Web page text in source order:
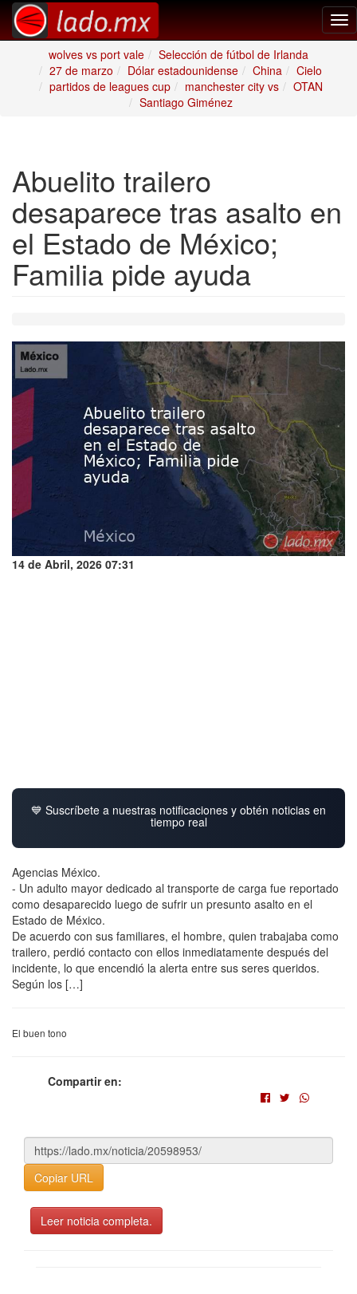
wolves vs port vale
Selección de fútbol de Irlanda
27 de marzo
Dólar estadounidense China
Cielo
partidos de leagues cup
manchester city vs
OTAN
Santiago Giménez
Abuelito trailero
desaparece tras asalto en
el Estado de México;
Familia pide ayuda
14 de Abril, 2026 07:31
💙 Suscríbete a nuestras notificaciones y obtén noticias en
tiempo real
Agencias México.
- Un adulto mayor dedicado al transporte de carga fue reportado
como desaparecido luego de sufrir un presunto asalto en el
Estado de México.
De acuerdo con sus familiares, el hombre, quien trabajaba como
trailero, perdió contacto con ellos inmediatamente después del
incidente, lo que encendió la alerta entre sus seres queridos.
Según los […]
El buen tono
Compartir en:
Copiar URL
Leer noticia completa.